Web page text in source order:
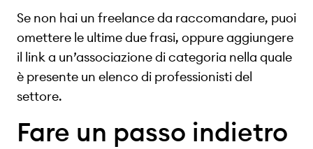
Se non hai un freelance da raccomandare, puoi
omettere le ultime due frasi, oppure aggiungere
il link a un’associazione di categoria nella quale
è presente un elenco di professionisti del
settore.
Fare un passo indietro